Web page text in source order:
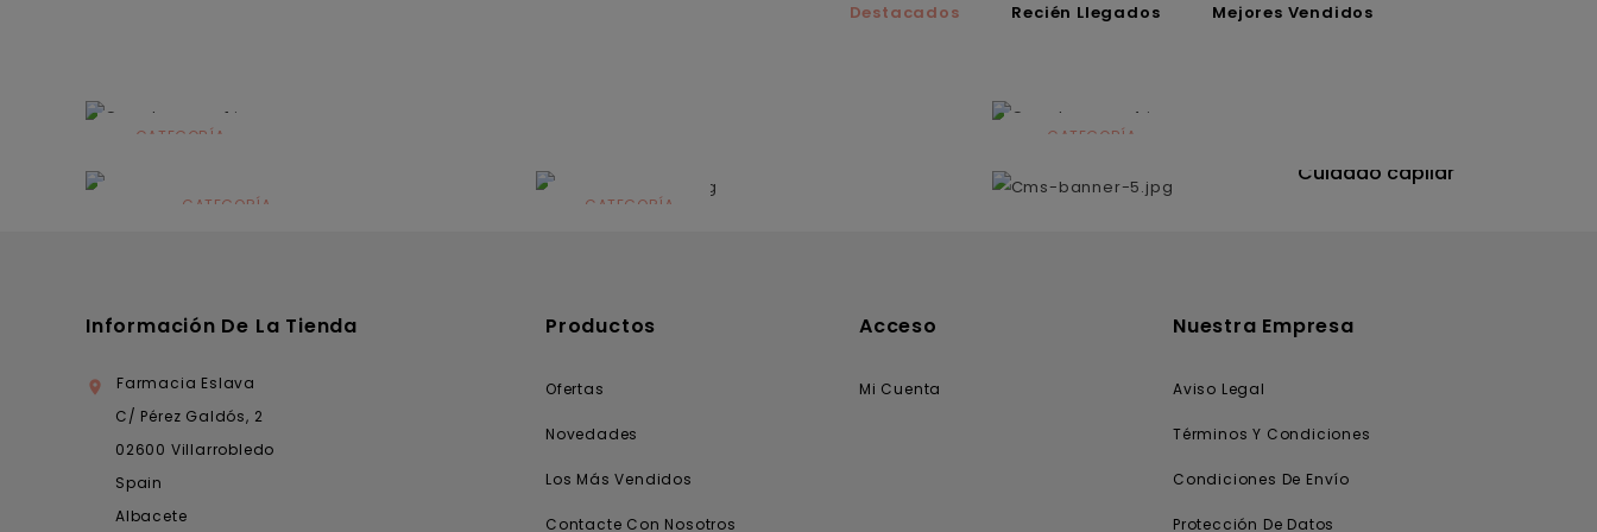
Destacados Recién Llegados Mejores Vendidos
CATEGORÍA
CATEGORÍA CATEGORÍA
CATEGORÍA
Cuidado capilar
Información De La Tienda

Farmacia Eslava
C/ Pérez Galdós, 2
02600 Villarrobledo
Spain
Albacete
Productos
Ofertas
Novedades
Los Más Vendidos
Contacte Con Nosotros
Acceso
Mi Cuenta
Nuestra Empresa
Aviso Legal
Términos Y Condiciones
Condiciones De Envío
Protección De Datos